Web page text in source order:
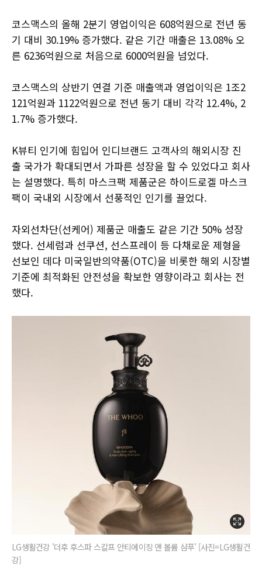
코스맥스의 올해 2분기 영업이익은 608억원으로 전년 동
기 대비 30.19% 증가했다. 같은 기간 매출은 13.08% 오
른 6236억원으로 처음으로 6000억원을 넘었다.
코스맥스의 상반기 연결 기준 매출액과 영업이익은 1조2
121억원과 1122억원으로 전년 동기 대비 각각 12.4%, 2
1.7% 증가했다.
K뷰티 인기에 힘입어 인디브랜드 고객사의 해외시장 진
출 국가가 확대되면서 가파른 성장을 할 수 있었다고 회사
는 설명했다. 특히 마스크팩 제품군은 하이드로겔 마스크
팩이 국내외 시장에서 선풍적인 인기를 끌었다.
자외선차단(선케어) 제품군 매출도 같은 기간 50% 성장
했다. 선세럼과 선쿠션, 선스프레이 등 다채로운 제형을
선보인 데다 미국일반의약품(OTC)을 비롯한 해외 시장별
기준에 최적화된 안전성을 확보한 영향이라고 회사는 전
했다.
LG생활건강 '더후 후스파 스칼프 안티에이징 앤 볼륨 샴푸' [사진=LG생활건
강]